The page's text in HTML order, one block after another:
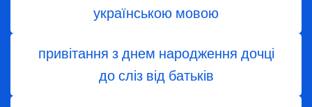
українською мовою
привітання з днем народження дочці
до сліз від батьків